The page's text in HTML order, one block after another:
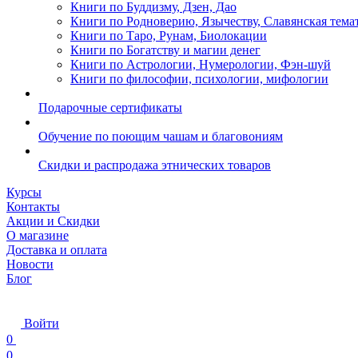
Книги по Буддизму, Дзен, Дао
Книги по Родноверию, Язычеству, Славянская
Книги по Таро, Рунам, Биолокации
Книги по Богатству и магии денег
Книги по Астрологии, Нумерологии, Фэн-шуй
Книги по философии, психологии, мифологии
Подарочные сертификаты
Обучение по поющим чашам и благовониям
Скидки и распродажа этнических товаров
Курсы
Контакты
Акции и Скидки
О магазине
Доставка и оплата
Новости
Блог
Войти
0
0